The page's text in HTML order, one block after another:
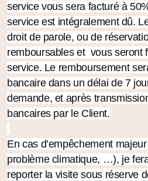
service vous sera facturé à
service est intégralement dû.
droit de parole, ou de
remboursables et vous seront
service. Le remboursement
bancaire dans un délai de 7
demande, et après
bancaires par le Client.
En cas d’empêchement
problème climatique, …), je
reporter la visite sous réserve